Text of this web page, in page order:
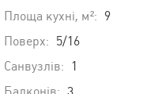
Площа кухні, м²: 9
Поверх: 5/16
Санвузлів:
1